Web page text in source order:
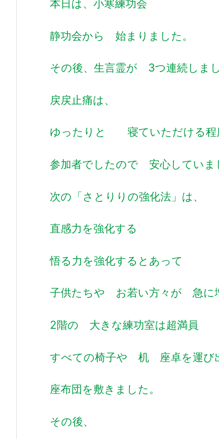
本日は、小寒練功会
静功会から 始まりました。
その後、生言霊が 3つ連続しまし
戻戻止痛は、
ゆったりと 寝ていただける程
参加者でしたので 安心していま
次の「さとりりの強化法」は、
直感力を強化する
悟る力を強化するとあって
子供たちや お若い方々が 急に
2階の 大きな練功室は超満員
すべての椅子や 机 座卓を運び
座布団を敷きました。
その後、